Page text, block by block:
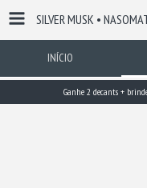
SILVER MUSK •
INÍCIO
Ganhe 2 decants +